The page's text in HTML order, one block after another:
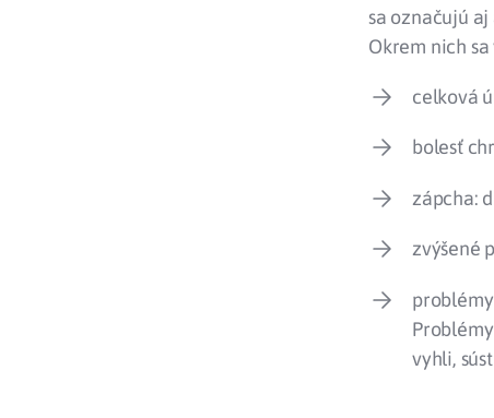
sa označujú
Okrem nich
celková
bolesť
zápcha:
zvýšené
vyhli,